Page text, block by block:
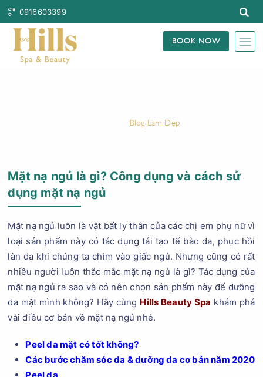
0916603399
BOOK NOW
Blog Làm Đẹp
Mặt nạ ngủ là gì? Công dụng và cách sử
dụng mặt nạ ngủ
Mặt nạ ngủ luôn là vật bất ly thân của các chị em phụ nữ vì
loại sản phẩm này có tác dụng tái tạo tế bào da, phục hồi
làn da khi chúng ta chìm vào giấc ngủ. Nhưng cũng có rất
nhiều người luôn thắc mắc mặt nạ ngủ là gì? Tác dụng của
mặt nạ ngủ ra sao và có nên chọn sản phẩm này để dưỡng
da mặt mình không? Hãy cùng Hills Beauty Spa khám phá
vài điều cơ bản về mặt nạ ngủ nhé.
Peel da mặt có tốt không?
Các bước chăm sóc da & dưỡng da cơ bản năm 2020